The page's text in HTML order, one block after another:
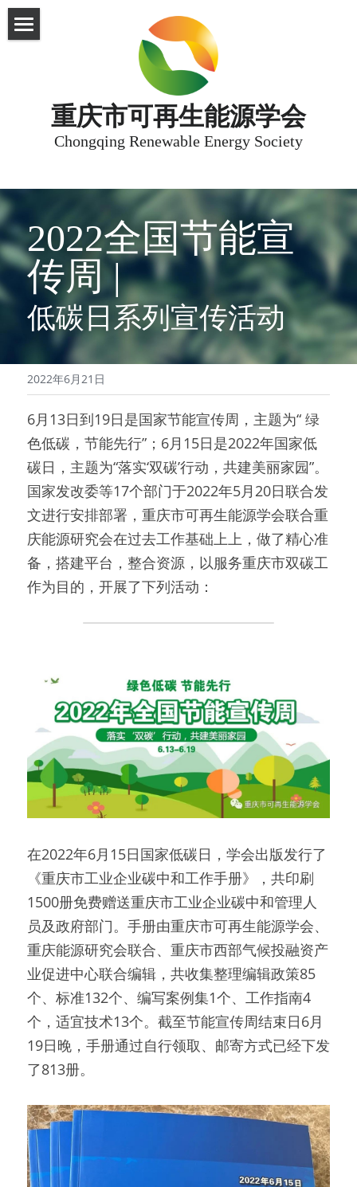
重庆市可再生能源学会
Chongqing Renewable Energy Society
English
2022全国节能宣
传周 |
低碳日系列宣传活动
2022年6月21日
6月13日到19日是国家节能宣传周，主题为“ 绿
色低碳，节能先行”； 6月15日是2022年国家低
碳日，主题为“落实‘双碳’行动，共建美丽家园”。
国家发改委等17个部门于2022年5月20日联合发
文进行安排部署，重庆市可再生能源学会联合重
庆能源研究会在过去工作基础上上，做了精心准
备，搭建平台，整合资源，以服务重庆市双碳工
作为目的，开展了下列活动：
在2022年6月15日国家低碳日，学会出版发行了
《重庆市工业企业碳中和工作手册》，共印刷
1500册免费赠送重庆市工业企业碳中和管理人
员及政府部门。手册由重庆市可再生能源学会、
重庆能源研究会联合、重庆市西部气候投融资产
业促进中心联合编辑，共收集整理编辑政策85
个、标准132个、编写案例集1个、工作指南4
个，适宜技术13个。截至节能宣传周结束日6月
19日晚，手册通过自行领取、邮寄方式已经下发
了813册。